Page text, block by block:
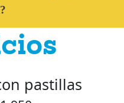
pastillas